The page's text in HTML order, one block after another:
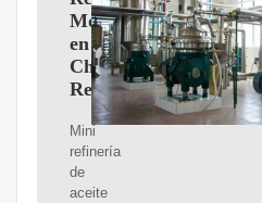
Modulares
en
China,
Refinería
Mini
refinería
de
aceite